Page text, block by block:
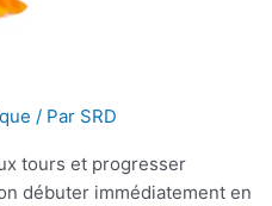
/ Par SRD
tours et progresser
débuter immédiatement en